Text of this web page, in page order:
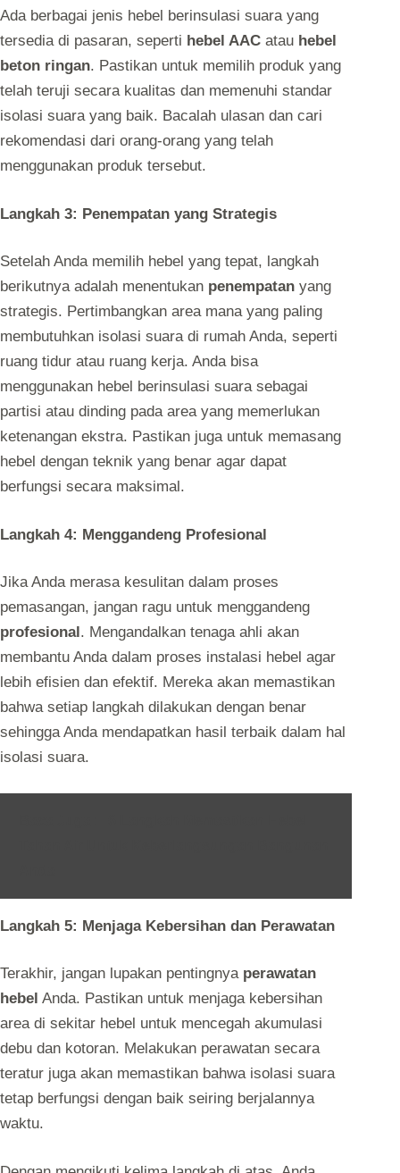
Ada berbagai jenis hebel berinsulasi suara yang
tersedia di pasaran, seperti hebel AAC atau hebel
beton ringan. Pastikan untuk memilih produk yang
telah teruji secara kualitas dan memenuhi standar
isolasi suara yang baik. Bacalah ulasan dan cari
rekomendasi dari orang-orang yang telah
menggunakan produk tersebut.
Langkah 3: Penempatan yang Strategis
Setelah Anda memilih hebel yang tepat, langkah
berikutnya adalah menentukan penempatan yang
strategis. Pertimbangkan area mana yang paling
membutuhkan isolasi suara di rumah Anda, seperti
ruang tidur atau ruang kerja. Anda bisa
menggunakan hebel berinsulasi suara sebagai
partisi atau dinding pada area yang memerlukan
ketenangan ekstra. Pastikan juga untuk memasang
hebel dengan teknik yang benar agar dapat
berfungsi secara maksimal.
Langkah 4: Menggandeng Profesional
Jika Anda merasa kesulitan dalam proses
pemasangan, jangan ragu untuk menggandeng
profesional. Mengandalkan tenaga ahli akan
membantu Anda dalam proses instalasi hebel agar
lebih efisien dan efektif. Mereka akan memastikan
bahwa setiap langkah dilakukan dengan benar
sehingga Anda mendapatkan hasil terbaik dalam hal
isolasi suara.
Langkah 5: Menjaga Kebersihan dan Perawatan
Terakhir, jangan lupakan pentingnya perawatan
hebel Anda. Pastikan untuk menjaga kebersihan
area di sekitar hebel untuk mencegah akumulasi
debu dan kotoran. Melakukan perawatan secara
teratur juga akan memastikan bahwa isolasi suara
tetap berfungsi dengan baik seiring berjalannya
waktu.